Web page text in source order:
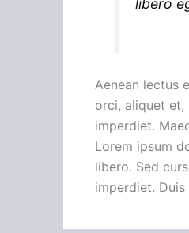
libero
Aenean lectus
orci, aliquet et,
imperdiet.
Lorem ipsum
libero. Sed
imperdiet.